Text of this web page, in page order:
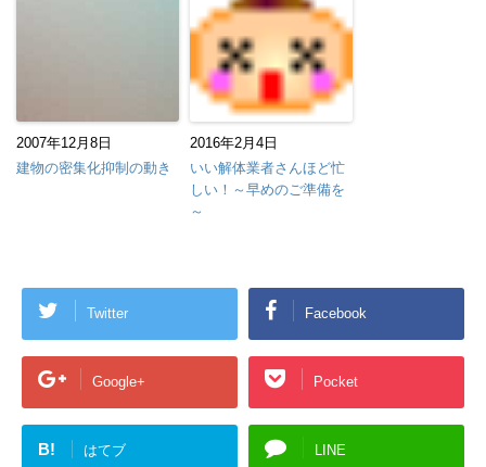
2007年12月8日
建物の密集化抑制の動き
2016年2月4日
いい解体業者さんほど忙
しい！～早めのご準備を
～
Twitter Facebook
Google+ Pocket
B! はてブ LINE